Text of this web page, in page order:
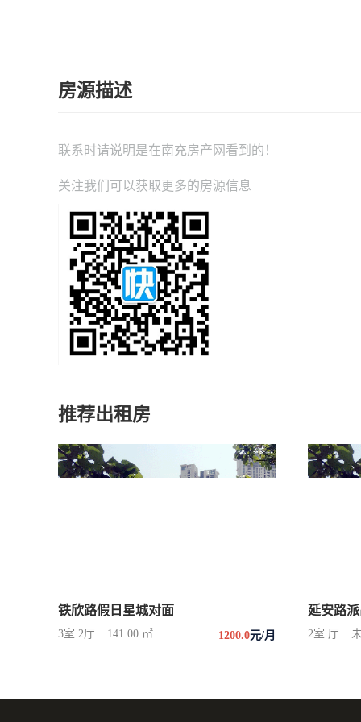
房源描述
联系时请说明是在南充房产网 看到的！
关注我们可以获取更多的房源信息
推荐出租房
铁欣路假日星城对面
3室 2厅 141.00 ㎡ 1200.0元/月
延安路
2室 厅